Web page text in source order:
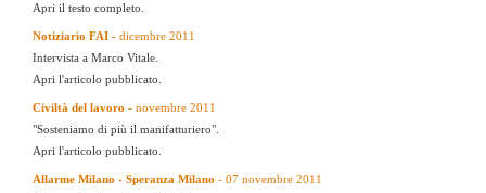
Apri il testo completo.
Notiziario FAI - dicembre 2011
Intervista a Marco Vitale.
Apri l'articolo pubblicato.
Civiltà del lavoro - novembre 2011
"Sosteniamo di più il manifatturiero".
Apri l'articolo pubblicato.
Allarme Milano - Speranza Milano - 07 novembre 2011